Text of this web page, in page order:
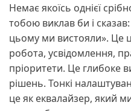
Немає якоїсь однієї
тобою виклав би і
цьому ми вистояли». Це
робота, усвідомлення,
пріоритети. Це глибоке
рішень. Тонкі
це як еквалайзер, який